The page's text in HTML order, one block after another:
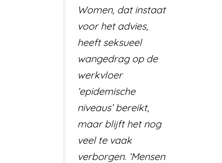
Women, dat instaat
voor het advies,
heeft seksueel
wangedrag op de
werkvloer
‘epidemische
niveaus’ bereikt,
maar blijft het nog
veel te vaak
verborgen. ‘Mensen